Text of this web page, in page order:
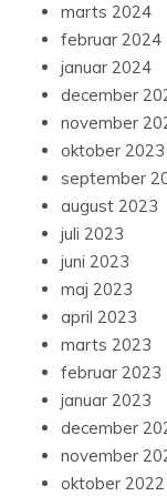
marts 2024
februar 2024
januar 2024
december
november
oktober 2023
september
august 2023
juli 2023
juni 2023
maj 2023
april 2023
marts 2023
februar 2023
januar 2023
december
november
oktober 2022